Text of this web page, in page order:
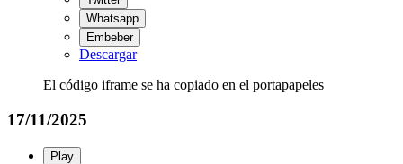
Whatsapp
Embeber
Descargar
El código iframe se ha copiado en el portapapeles
17/11/2025
Play